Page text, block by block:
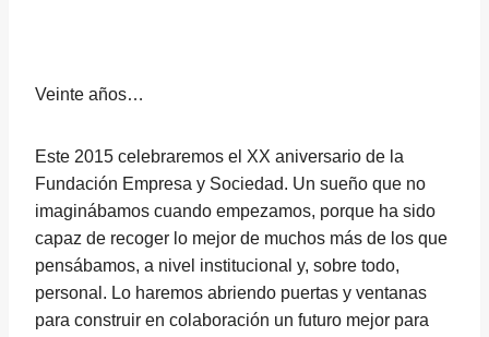
Veinte años…
Este 2015 celebraremos el XX aniversario de la
Fundación Empresa y Sociedad. Un sueño que no
imaginábamos cuando empezamos, porque ha sido
capaz de recoger lo mejor de muchos más de los que
pensábamos, a nivel institucional y, sobre todo,
personal. Lo haremos abriendo puertas y ventanas
para construir en colaboración un futuro mejor para